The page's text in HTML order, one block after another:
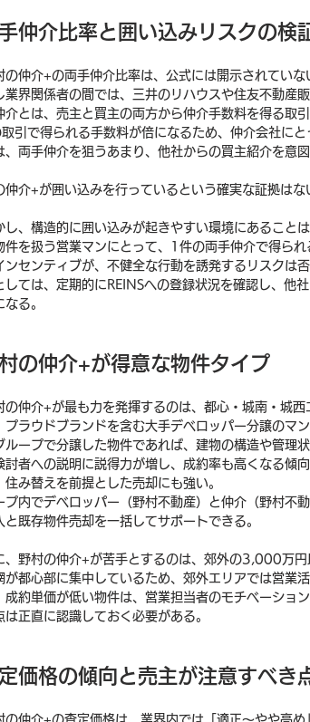
仲介比率と囲い込みリスクの検
仲介+の両手仲介比率は、公式には開示されていな
業界関係者の間では、三井のリハウスや住友不動産
介とは、売主と買主の両方から仲介手数料を得る取引
引で得られる手数料が倍になるため、仲介会社にと
、両手仲介を狙うあまり、他社からの買主紹介を意
仲介+が囲い込みを行っているという確実な証拠はな
、構造的に囲い込みが起きやすい環境にあることは
件を扱う営業マンにとって、1件の両手仲介で得られ
ンセンティブが、不健全な行動を誘発するリスクは否
しては、定期的にREINSへの登録状況を確認し、他
る。
の仲介+が得意な物件タイプ
仲介+が最も力を発揮するのは、都心・城南・城
プラウドブランドを含む大手デベロッパー分譲のマ
ループで分譲した物件であれば、建物の構造や管理
討者への説明に説得力が増し、成約率も高くなる傾向
住み替えを前提とした売却にも強い。
プ内でデベロッパー（野村不動産）と仲介（野村不
と既存物件売却を一括してサポートできる。
野村の仲介+が苦手とするのは、郊外の3,000万円
が都心部に集中しているため、郊外エリアでは営業活
成約単価が低い物件は、営業担当者のモチベーショ
は正直に認識しておく必要がある。
価格の傾向と売主が注意すべき
仲介+の査定価格は、業界内では「適正〜やや高め